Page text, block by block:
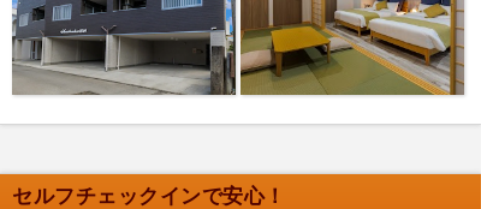
セルフチェックインで安心！